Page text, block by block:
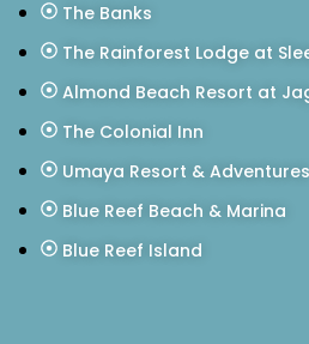
The Banks
The Rainforest Lodge at
Almond Beach Resort at
The Colonial Inn
Umaya Resort & Adventures
Blue Reef Beach & Marina
Blue Reef Island